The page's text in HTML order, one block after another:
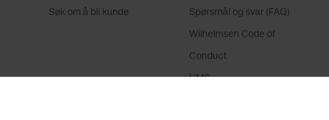
Søk om å bli kunde
Spørsmål og svar (FAQ)
Wilhelmsen Code of
Conduct
HMS